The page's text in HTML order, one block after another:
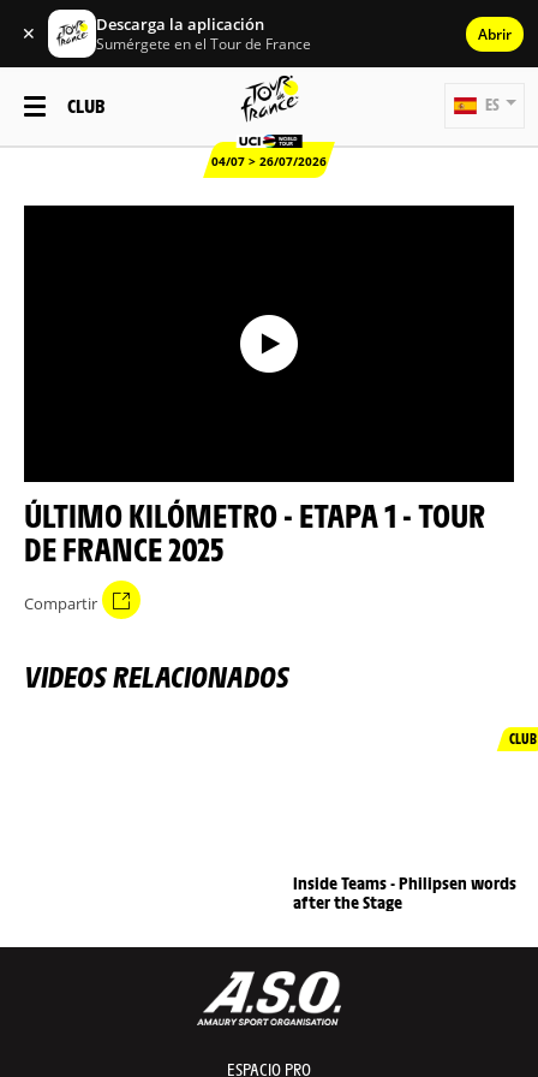
✕ Descarga la aplicación
Sumérgete en el Tour de France Abrir
CLUB
04/07 > 26/07/2026
ES
ÚLTIMO KILÓMETRO - ETAPA 1 - TOUR
DE FRANCE 2025
Compartir
VIDEOS RELACIONADOS
CLUB
Inside Teams - Philipsen words
after the Stage
ESPACIO PRO